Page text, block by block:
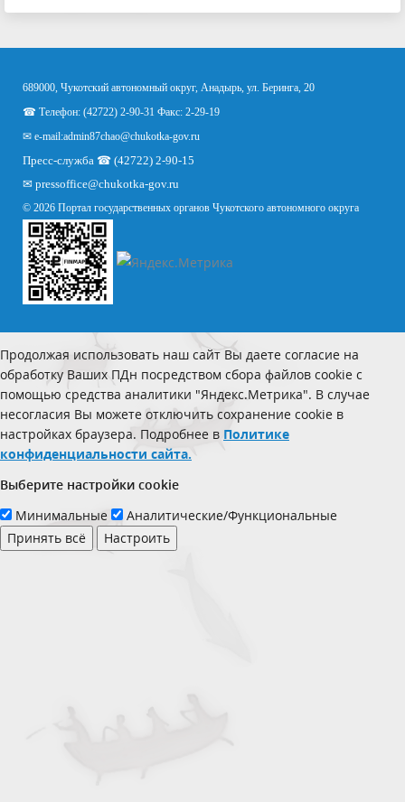
689000, Чукотский автономный округ, Анадырь, ул. Беринга, 20
☎ Телефон: (42722) 2-90-31 Факс: 2-29-19
✉ e-mail:admin87chao@chukotka-gov.ru
Пресс-служба ☎ (42722) 2-90-15
✉ pressoffice@chukotka-gov.ru
© 2026 Портал государственных органов Чукотского автономного округа
Продолжая использовать наш сайт Вы даете согласие на
обработку Ваших ПДн посредством сбора файлов cookie с
помощью средства аналитики "Яндекс.Метрика". В случае
несогласия Вы можете отключить сохранение cookie в
настройках браузера. Подробнее в Политике
конфиденциальности сайта.
Выберите настройки cookie
Минимальные
Аналитические/Функциональные
Принять всё
Настроить